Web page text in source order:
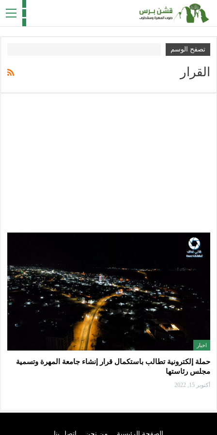
تصفح الوسم
القرار
اخبار
حملة إلكترونية تطالب باستكمال قرار إنشاء جامعة المهرة وتسمية
مجلس رئاستها
أكتوبر 15, 2022